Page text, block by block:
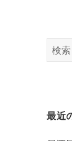
検
索
最近